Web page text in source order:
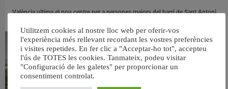
València ultima el nou centre per a persones majors del barri de Sant Antoni
Utilitzem cookies al nostre lloc web per oferir-vos
l'experiència més rellevant recordant les vostres preferències
i visites repetides. En fer clic a "Acceptar-ho tot", accepteu
l'ús de TOTES les cookies. Tanmateix, podeu visitar
"Configuració de les galetes" per proporcionar un
consentiment controlat.